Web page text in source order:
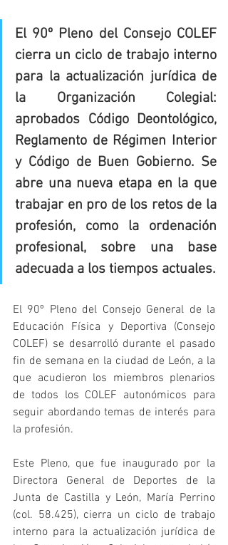
El 90º Pleno del Consejo COLEF
cierra un ciclo de trabajo interno
para la actualización jurídica de
la Organización Colegial:
aprobados Código Deontológico,
Reglamento de Régimen Interior
y Código de Buen Gobierno. Se
abre una nueva etapa en la que
trabajar en pro de los retos de la
profesión, como la ordenación
profesional, sobre una base
adecuada a los tiempos actuales.
El 90º Pleno del Consejo General de la
Educación Física y Deportiva (Consejo
COLEF) se desarrolló durante el pasado
fin de semana en la ciudad de León, a la
que acudieron los miembros plenarios
de todos los COLEF autonómicos para
seguir abordando temas de interés para
la profesión.
Este Pleno, que fue inaugurado por la
Directora General de Deportes de la
Junta de Castilla y León, María Perrino
(col. 58.425), cierra un ciclo de trabajo
interno para la actualización jurídica de